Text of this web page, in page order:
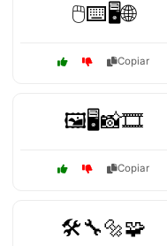
🖱️⌨️🖥️🌐
Copiar
🖼️🖥️📸🎞️
Copiar
🛠️🔧🔩🧩